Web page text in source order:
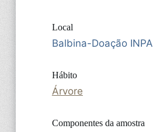
Local
Balbina-Doação INPA
Hábito
Árvore
Componentes da amostra